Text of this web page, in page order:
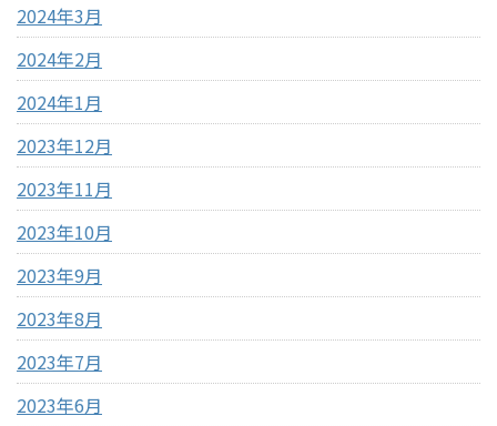
2024年3月
2024年2月
2024年1月
2023年12月
2023年11月
2023年10月
2023年9月
2023年8月
2023年7月
2023年6月